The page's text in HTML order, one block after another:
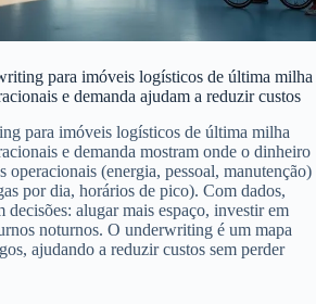
para imóveis logísticos de última milha
e demanda ajudam a reduzir custos
para imóveis logísticos de última milha
e demanda mostram onde o dinheiro
operacionais (energia, pessoal, manutenção)
por dia, horários de pico). Com dados,
decisões: alugar mais espaço, investir em
noturnos. O underwriting é um mapa
ajudando a reduzir custos sem perder